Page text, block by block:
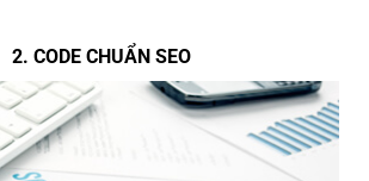
2. CODE CHUẨN SEO